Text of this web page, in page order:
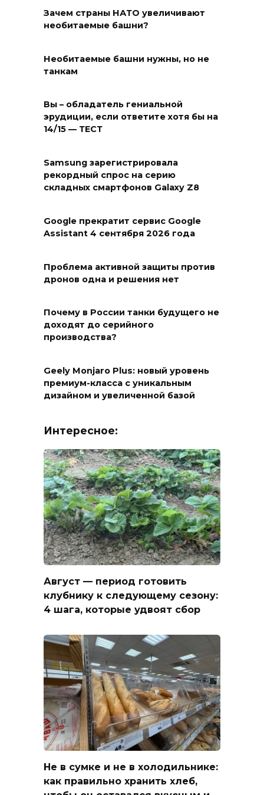
Зачем страны НАТО увеличивают
необитаемые башни?
Необитаемые башни нужны, но не
танкам
Вы – обладатель гениальной
эрудиции, если ответите хотя бы на
14/15 — ТЕСТ
Samsung зарегистрировала
рекордный спрос на серию
складных смартфонов Galaxy Z8
Google прекратит сервис Google
Assistant 4 сентября 2026 года
Проблема активной защиты против
дронов одна и решения нет
Почему в России танки будущего не
доходят до серийного
производства?
Geely Monjaro Plus: новый уровень
премиум-класса с уникальным
дизайном и увеличенной базой
Интересное:
Август — период готовить
клубнику к следующему сезону:
4 шага, которые удвоят сбор
Не в сумке и не в холодильнике:
как правильно хранить хлеб,